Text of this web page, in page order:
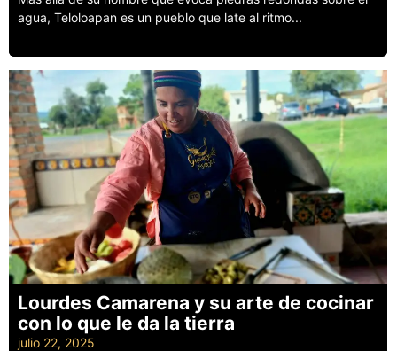
agua, Teloloapan es un pueblo que late al ritmo...
Lourdes Camarena y su arte de cocinar
con lo que le da la tierra
julio 22, 2025